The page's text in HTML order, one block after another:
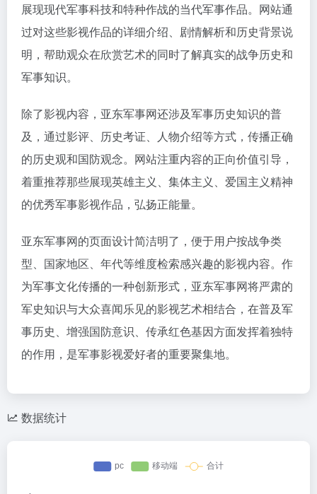
展现现代军事科技和特种作战的当代军事作品。网站通
过对这些影视作品的详细介绍、剧情解析和历史背景说
明，帮助观众在欣赏艺术的同时了解真实的战争历史和
军事知识。
除了影视内容，亚东军事网还涉及军事历史知识的普
及，通过影评、历史考证、人物介绍等方式，传播正确
的历史观和国防观念。网站注重内容的正向价值引导，
着重推荐那些展现英雄主义、集体主义、爱国主义精神
的优秀军事影视作品，弘扬正能量。
亚东军事网的页面设计简洁明了，便于用户按战争类
型、国家地区、年代等维度检索感兴趣的影视内容。作
为军事文化传播的一种创新形式，亚东军事网将严肃的
军史知识与大众喜闻乐见的影视艺术相结合，在普及军
事历史、增强国防意识、传承红色基因方面发挥着独特
的作用，是军事影视爱好者的重要聚集地。
数据统计